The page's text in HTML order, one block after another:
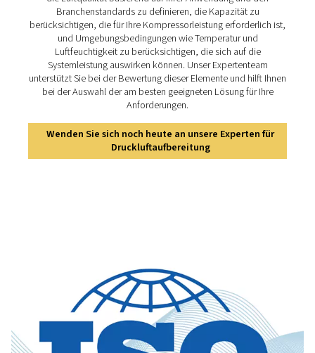
Kontaminationsfreie Druckluftuft stellt sicher, dass
Fertigungsprozesse strenge Qualitätsstandards erfüllen,
insbesondere in Branchen wie der Lebensmittel- und
Pharmaindustrie. ​
3. Betriebseffizienz Eine
ordnungsgemäße Druckluftaufbereitung minimiert
aufgrund von Geräteausfällen und Wartungsproblemen
Zusammenhang mit Verunreinigungen. ​
von Pneumatech